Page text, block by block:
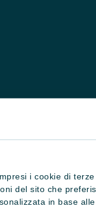
i cookie di
del sito che
in base
PAI